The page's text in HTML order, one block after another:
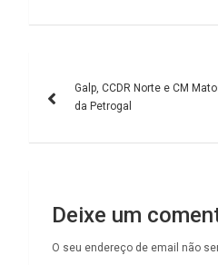
de
artigos
Galp, CCDR Norte e CM
da Petrogal
Deixe um
O seu endereço de email não